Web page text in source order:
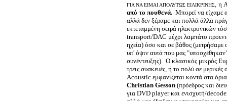
ΓΙΑ ΝΑ ΕΙΜΑΙ ΑΠΟΛΥΤΩΣ ΕΙΛΙΚΡΙΝΗΣ,
η
από το πουθενά. Μπορεί να είχαμε
αλλά δεν ξέραμε και πολλά άλλα
εκτεταμμένη σειρά ηλεκτρονικών
transport/DAC μέχρι λαμπάτο
ηχεία) όσο και σε βάθος (μετρήσαμε
υπ' όψιν αυτά που μας "υποσχέθηκαν"
συνέντευξης). Ο κλασικός μικρός
τρεις συσκευές, ή το πολύ σε
Acoustic εμφανίζεται κοντά στα
Christian Gesson (πρόεδρος και
για DVD player και ενισχυτή/